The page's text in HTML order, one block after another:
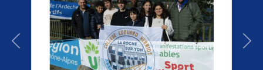
Précedent